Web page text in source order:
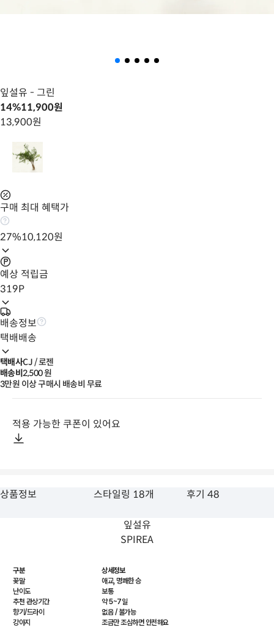
잎설유 - 그린
14%11,900원
13,900원
구매 최대 혜택가
27%10,120원
예상 적립금
319P
배송정보
택배배송
택배사CJ / 로젠
배송비2,500 원
3만원 이상 구매시 배송비 무료
적용 가능한 쿠폰이 있어요
상품정보 스타일링 18개 후기 48
잎설유
SPIREA
구분
상세정보
꽃말
애교, 명쾌한 승
난이도
보통
추천 관상기간
약 5~7일
향기/드라이
없음 / 불가능
강아지
조금만 조심하면 안전해요